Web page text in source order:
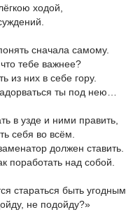
ходой,
сначала самому.
тебе важнее?
из них в себе гору.
ты под нею…
в узде и ними править,
себя во всём.
должен ставить.
поработать над собой.
стараться быть угодным.
не подойду?»